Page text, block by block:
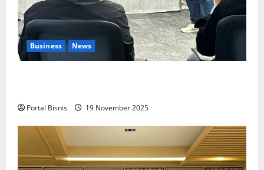
Business News
Portal Bisnis 19 November 2025